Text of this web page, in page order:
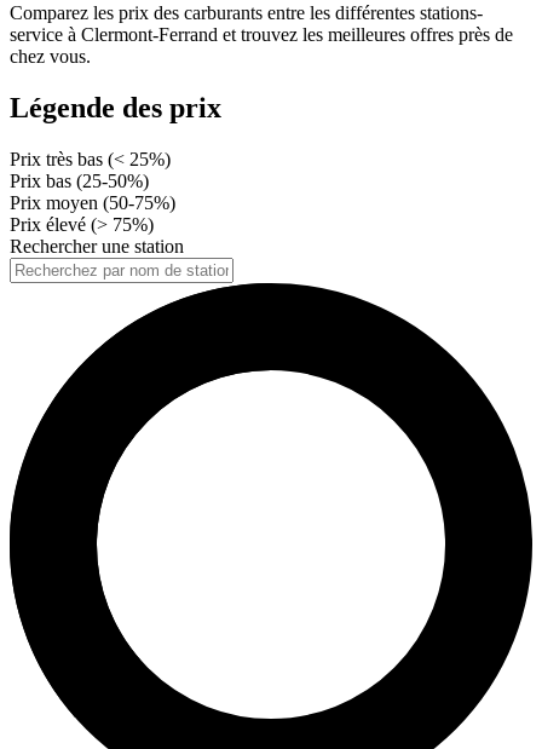
Comparez les prix des carburants entre les différentes stations-
service à Clermont-Ferrand et trouvez les meilleures offres près de
chez vous.
Légende des prix
Prix très bas (< 25%)
Prix bas (25-50%)
Prix moyen (50-75%)
Prix élevé (> 75%)
Rechercher une station